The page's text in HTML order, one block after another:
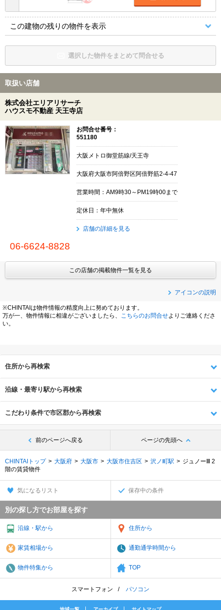
この建物の残りの物件を表示
選択した物件をまとめて問合せる
取扱い店舗
株式会社エリアリサーチ
ハウスモ不動産 天王寺店
お問合せ番号：
551180
大阪メトロ御堂筋線/天王寺
大阪府大阪市阿倍野区阿倍野筋2-4-47
営業時間：AM9時30～PM19時00まで
定休日：年中無休
店舗の詳細を見る
06-6624-8828
この店舗の掲載物件一覧を見る
アイコンの説明
※CHINTAIは物件情報の精度向上に努めております。
万が一、物件情報に相違がございましたら、
こちらのお問合せよりご連絡くださ
い。
住所から再検索
沿線・最寄り駅から再検索
こだわり条件で市区郡から再検索
前のページへ戻る ページの先頭へ
CHINTAIトップ 大阪府 大阪市 大阪市住吉区 沢ノ町駅
ジュノーⅢ 2
階の賃貸物件
気になるリスト 保存中の条件
別の探し方でお部屋を探す
沿線・駅から 住所から
家賃相場から 通勤通学時間から
物件特集から TOP
スマートフォン パソコン